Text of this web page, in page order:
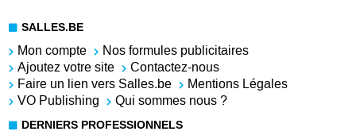
SALLES.BE
Mon compte
Nos formules publicitaires
Ajoutez votre site
Contactez-nous
Faire un lien vers Salles.be
Mentions Légales
VO Publishing
Qui sommes nous ?
DERNIERS PROFESSIONNELS